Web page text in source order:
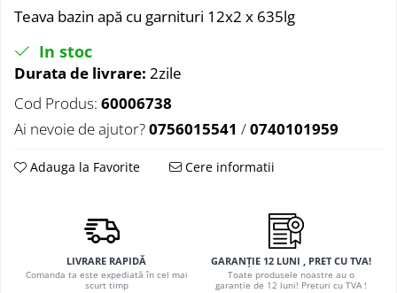
Teava bazin apă cu garnituri 12x2 x 635lg
In stoc
Durata de livrare: 2zile
Cod Produs: 60006738
Ai nevoie de ajutor?0756015541 /0740101959
Adauga la Favorite Cere informatii
LIVRARE RAPIDĂ
Comanda ta este expediată în cel mai
scurt timp
GARANȚIE 12 LUNI , PRET CU TVA!
Toate produsele noastre au o
garanție de 12 luni! Preturi cu TVA !